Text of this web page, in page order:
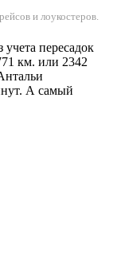
и лоукостеров.
пересадок
км. или 2342
А самый